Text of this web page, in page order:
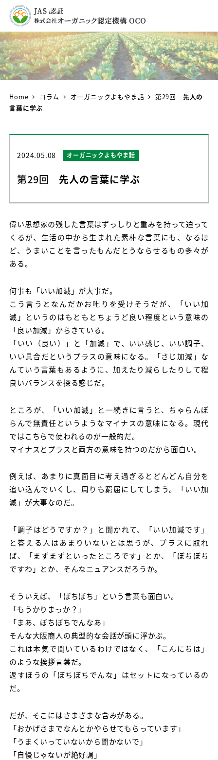
Home コラム オーガニックよもやま話 第29回 先人の
言葉に学ぶ
第29回 先人の言葉に学ぶ
投稿日
2024.05.08 カテゴリー
オーガニックよもやま話
偉い思想家の残した言葉はずっしりと重みを持って迫って
くるが、生活の中から生まれた素朴な言葉にも、なるほ
ど、うまいことを言ったもんだとうならせるもの多々が
ある。
何事も「いい加減」が大事だ。
こう言うとなんだかお𠮟りを受けそうだが、「いい加
減」というのはもともとちょうど良い程度という意味の
「良い加減」からきている。
「いい（良い）」と「加減」で、いい感じ、いい調子、
いい具合だというプラスの意味になる。「さじ加減」な
んていう言葉もあるように、加えたり減らしたりして程
良いバランスを探る感じだ。
ところが、「いい加減」と一続きに言うと、ちゃらんぽ
らんで無責任というようなマイナスの意味になる。現代
ではこちらで使われるのが一般的だ。
マイナスとプラスと両方の意味を持つのだから面白い。
例えば、あまりに真面目に考え過ぎるとどんどん自分を
追い込んでいくし、周りも窮屈にしてしまう。「いい加
減」が大事なのだ。
「調子はどうですか？」と聞かれて、「いい加減です」
と答える人はあまりいないとは思うが、プラスに取れ
ば、「まずまずといったところです」とか、「ぼちぼち
ですわ」とか、そんなニュアンスだろうか。
そういえば、「ぼちぼち」という言葉も面白い。
「もうかりまっか？」
「まあ、ぼちぼちでんなあ」
そんな大阪商人の典型的な会話が頭に浮かぶ。
これは本気で聞いているわけではなく、「こんにちは」
のような挨拶言葉だ。
返すほうの「ぼちぼちでんな」はセットになっているの
だ。
だが、そこにはさまざまな含みがある。
「おかげさまでなんとかやらせてもらっています」
「うまくいっていないから聞かないで」
「自慢じゃないが絶好調」